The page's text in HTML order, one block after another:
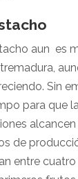
aun es
Sin
para que
alcancen
de
entre